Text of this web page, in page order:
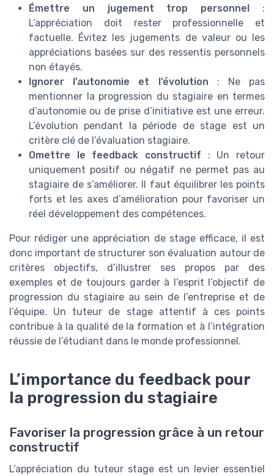
Émettre un jugement trop personnel :
L’appréciation doit rester professionnelle et
factuelle. Évitez les jugements de valeur ou les
appréciations basées sur des ressentis personnels
non étayés.
Ignorer l’autonomie et l’évolution : Ne pas
mentionner la progression du stagiaire en termes
d’autonomie ou de prise d’initiative est une erreur.
L’évolution pendant la période de stage est un
critère clé de l’évaluation stagiaire.
Omettre le feedback constructif : Un retour
uniquement positif ou négatif ne permet pas au
stagiaire de s’améliorer. Il faut équilibrer les points
forts et les axes d’amélioration pour favoriser un
réel développement des compétences.
Pour rédiger une appréciation de stage efficace, il est
donc important de structurer son évaluation autour de
critères objectifs, d’illustrer ses propos par des
exemples et de toujours garder à l’esprit l’objectif de
progression du stagiaire au sein de l’entreprise et de
l’équipe. Un tuteur de stage attentif à ces points
contribue à la qualité de la formation et à l’intégration
réussie de l’étudiant dans le monde professionnel.
L’importance du feedback pour
la progression du stagiaire
Favoriser la progression grâce à un retour
constructif
L’appréciation du tuteur stage est un levier essentiel